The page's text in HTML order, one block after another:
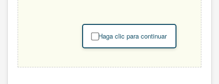
Haga clic para continuar